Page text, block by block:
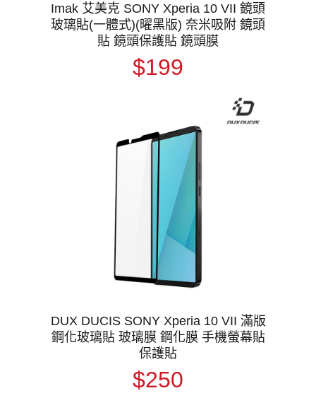
Imak 艾美克 SONY Xperia 10 VII 鏡頭
玻璃貼(一體式)(曜黑版) 奈米吸附 鏡頭
貼 鏡頭保護貼 鏡頭膜
$199
DUX DUCIS SONY Xperia 10 VII 滿版
鋼化玻璃貼 玻璃膜 鋼化膜 手機螢幕貼
保護貼
$250